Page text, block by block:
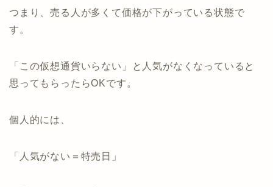
つまり、売る人が多くて価格が下がっている状態で
す。
「この仮想通貨いらない」と人気がなくなっていると
思ってもらったらOKです。
個人的には、
「人気がない＝特売日」